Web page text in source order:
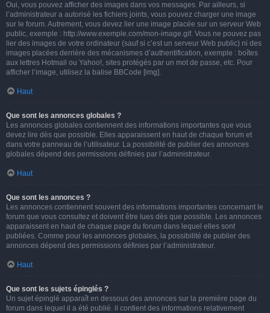
Oui, vous pouvez afficher des images dans vos messages. Par ailleurs, si
l’administrateur a autorisé les fichiers joints, vous pouvez charger une image
sur le forum. Autrement, vous devez lier une image placée sur un serveur Web
public, exemple : http://www.exemple.com/mon-image.gif. Vous ne pouvez pas
lier des images de votre ordinateur (sauf si c’est un serveur Web public) ni des
images placées derrière des mécanismes d’authentification, exemple : boîtes
aux lettres Hotmail ou Yahoo!, sites protégés par un mot de passe, etc. Pour
afficher l’image, utilisez la balise BBCode [img].
Haut
Que sont les annonces globales ?
Les annonces globales contiennent des informations importantes que vous
devez lire dès que possible. Elles apparaissent en haut de chaque forum et
dans votre panneau de l’utilisateur. La possibilité de publier des annonces
globales dépend des permissions définies par l’administrateur.
Haut
Que sont les annonces ?
Les annonces contiennent souvent des informations importantes concernant le
forum que vous consultez et doivent être lues dès que possible. Les annonces
apparaissent en haut de chaque page du forum dans lequel elles sont
publiées. Comme pour les annonces globales, la possibilité de publier des
annonces dépend des permissions définies par l’administrateur.
Haut
Que sont les sujets épinglés ?
Un sujet épinglé apparaît en dessous des annonces sur la première page du
forum dans lequel il a été publié. il contient des informations relativement